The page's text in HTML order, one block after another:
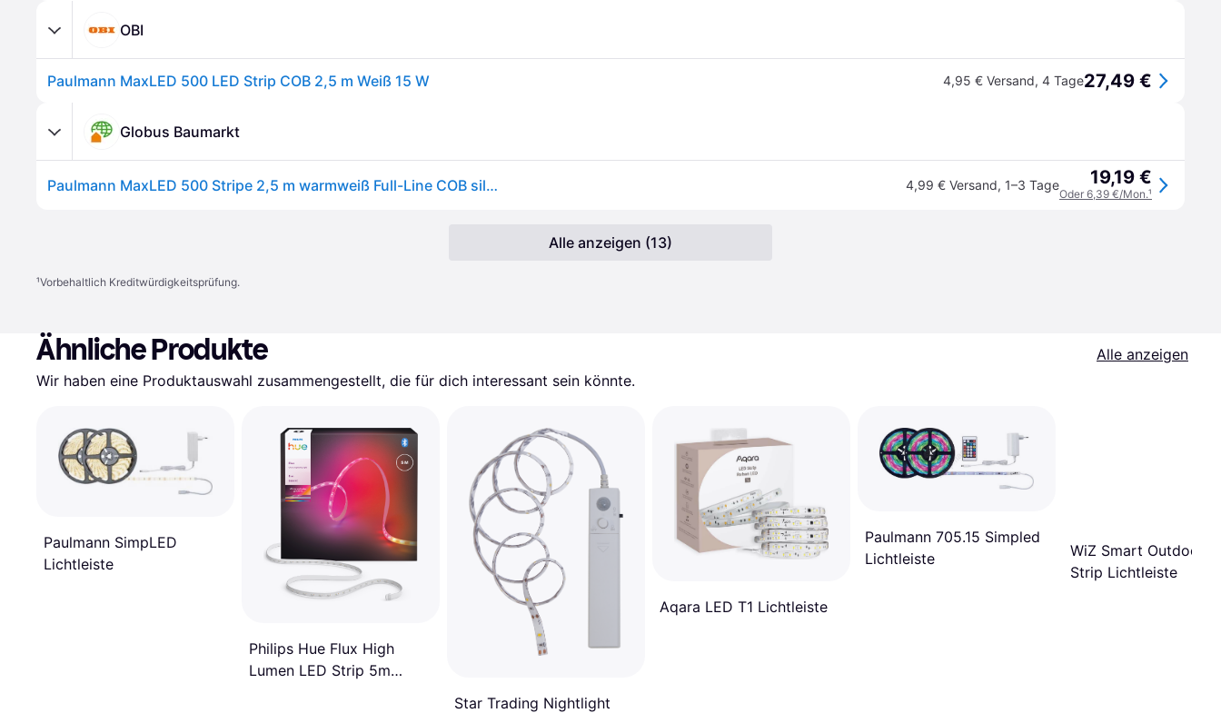
OBI
Paulmann MaxLED 500 LED Strip COB 2,5 m Weiß 15 W 4,95 € Versand, 4 Tage27,49 €
Globus Baumarkt
Paulmann MaxLED 500 Stripe 2,5 m warmweiß Full-Line COB silber 4,99 € Versand, 1–3 Tage 19,19 €
Oder 6,39 €/Mon.¹
Alle anzeigen (13)
¹Vorbehaltlich Kreditwürdigkeitsprüfung.
Ähnliche Produkte
Alle anzeigen
Wir haben eine Produktauswahl zusammengestellt, die für dich interessant sein könnte.
Paulmann SimpLED
Lichtleiste
Philips Hue Flux High
Lumen LED Strip 5m
Star Trading Nightlight
Aqara LED T1 Lichtleiste
Paulmann 705.15 Simpled
Lichtleiste
WiZ Smart Outdoor
Strip Lichtleiste